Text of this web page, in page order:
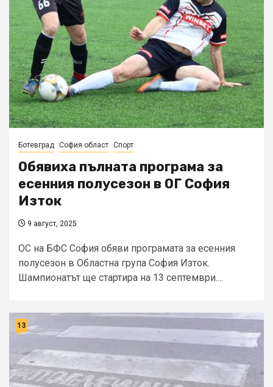
Ботевград София област Спорт
Обявиха пълната програма за
есенния полусезон в ОГ София
Изток
9 август, 2025
ОС на БФС София обяви програмата за есенния
полусезон в Областна група София Изток.
Шампионатът ще стартира на 13 септември....
13